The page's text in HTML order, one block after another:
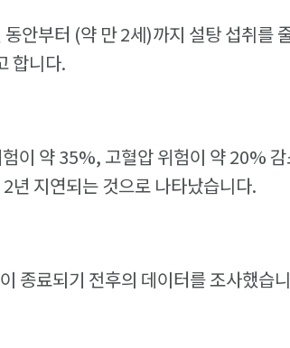
안부터 (약 만 2세)까지 설탕 섭취를
합니다.
이 약 35%, 고혈압 위험이 약 20%
년 지연되는 것으로 나타났습니다.
종료되기 전후의 데이터를 조사했습니